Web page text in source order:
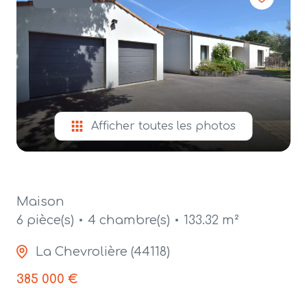
mail
contact
Afficher toutes les photos
Maison
6 pièce(s)
4 chambre(s) 133.32 m²
La Chevrolière (44118)
385 000 €